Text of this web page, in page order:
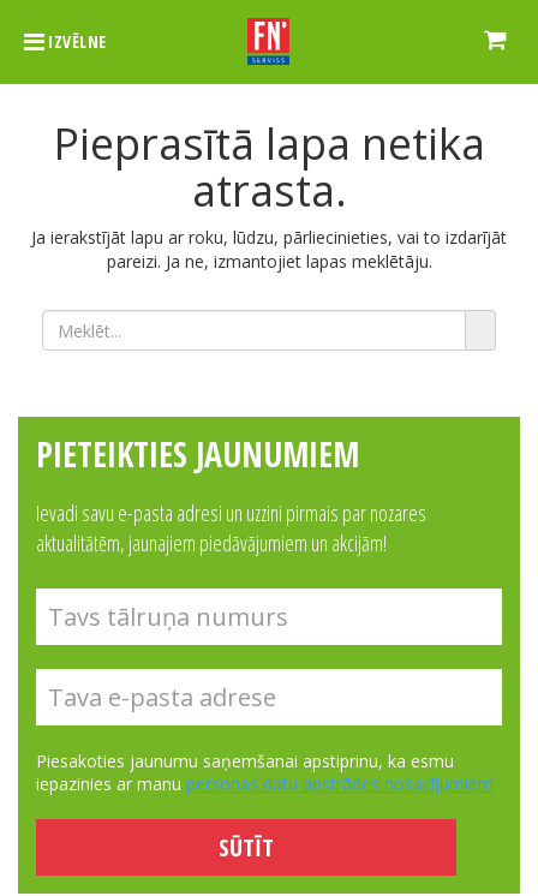
IZVĒLNE
Pieprasītā lapa netika
atrasta.
Ja ierakstījāt lapu ar roku, lūdzu, pārliecinieties, vai to izdarījāt
pareizi. Ja ne, izmantojiet lapas meklētāju.
PIETEIKTIES JAUNUMIEM
Ievadi savu e-pasta adresi un uzzini pirmais par nozares
aktualitātēm, jaunajiem piedāvājumiem un akcijām!
Piesakoties jaunumu saņemšanai apstiprinu, ka esmu
iepazinies ar manu personas datu apstrādes nosacījumiem